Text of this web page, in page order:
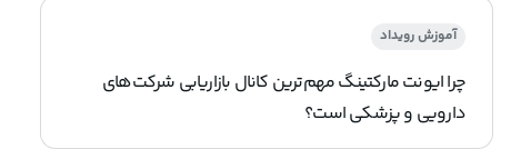
آموزش رویداد
چرا ایونت مارکتینگ مهم‌ترین کانال بازاریابی شرکت‌های
دارویی و پزشکی است؟